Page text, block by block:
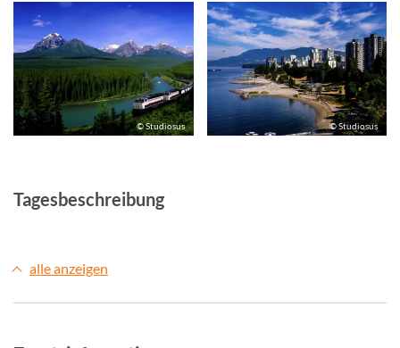
© Studiosus © Studiosus
Tagesbeschreibung
alle anzeigen